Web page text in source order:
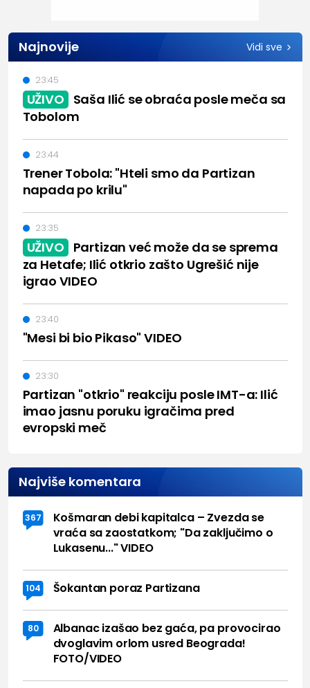
Najnovije Vidi sve
UŽIVO Saša Ilić se obraća posle meča sa
Tobolom
23:45
Trener Tobola: "Hteli smo da Partizan
napada po krilu"
23:44
UŽIVO Partizan već može da se sprema
za Hetafe; Ilić otkrio zašto Ugrešić nije
igrao VIDEO
23:35
"Mesi bi bio Pikaso" VIDEO
23:40
Partizan "otkrio" reakciju posle IMT-a: Ilić
imao jasnu poruku igračima pred
evropski meč
23:30
Najviše komentara
367
Košmaran debi kapitalca – Zvezda se
vraća sa zaostatkom; "Da zaključimo o
Lukasenu..." VIDEO
104 Šokantan poraz Partizana
80
Albanac izašao bez gaća, pa provocirao
dvoglavim orlom usred Beograda!
FOTO/VIDEO